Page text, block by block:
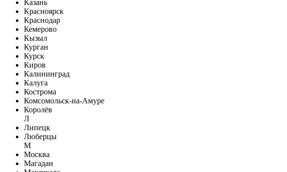
Казань
Красноярск
Краснодар
Кемерово
Кызыл
Курган
Курск
Киров
Калининград
Калуга
Кострома
Комсомольск-на-Амуре
Королёв
Л
Липецк
Люберцы
М
Москва
Магадан